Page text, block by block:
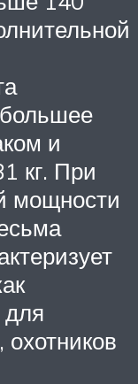
и
кг. При
мощности
для